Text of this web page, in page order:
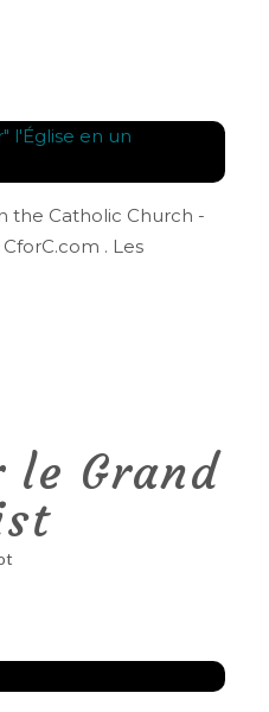
the Catholic Church -
. Les
Grand